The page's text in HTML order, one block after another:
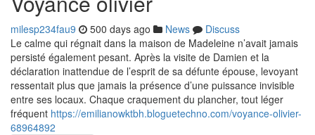
milesp234fau9 500 days ago News
Discuss
Le calme qui régnait dans la maison de Madeleine n’avait jamais
persisté également pesant. Après la visite de Damien et la
déclaration inattendue de l’esprit de sa défunte épouse, levoyant
ressentait plus que jamais la présence d’une puissance invisible
entre ses locaux. Chaque craquement du plancher, tout léger
fréquent https://emilianowktbh.bloguetechno.com/voyance-olivier-
68964892